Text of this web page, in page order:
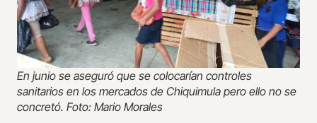
En junio se aseguró que se colocarían controles
sanitarios en los mercados de Chiquimula pero ello no se
concretó. Foto: Mario Morales